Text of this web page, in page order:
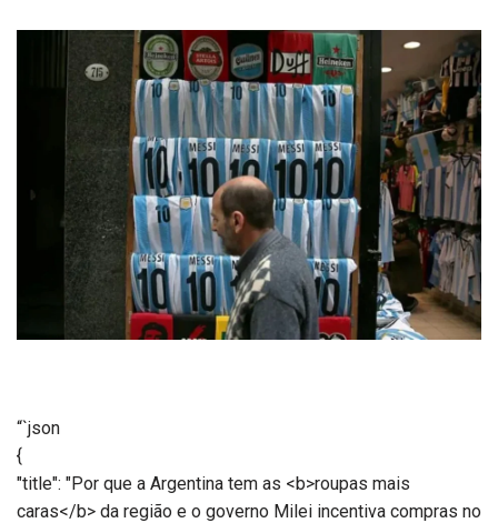
“`json
{
"title": "Por que a Argentina tem as <b>roupas mais
caras</b> da região e o governo Milei incentiva compras no